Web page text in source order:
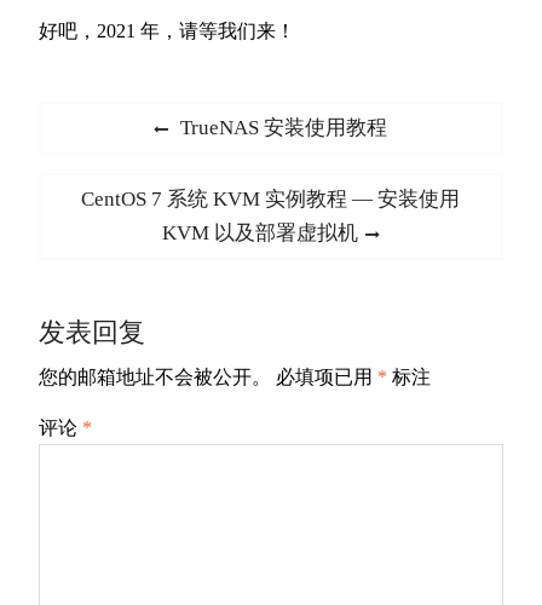
好吧，2021 年，请等我们来！
Previous
TrueNAS 安装使用教程
Next
CentOS 7 系统 KVM 实例教程 — 安装使用
KVM 以及部署虚拟机
发表回复
您的邮箱地址不会被公开。 必填项已用 * 标注
评论 *